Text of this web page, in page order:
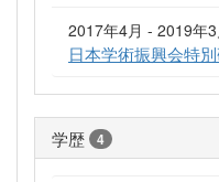
2017年4月 - 2019年3
日本学術振興会特
学歴 4